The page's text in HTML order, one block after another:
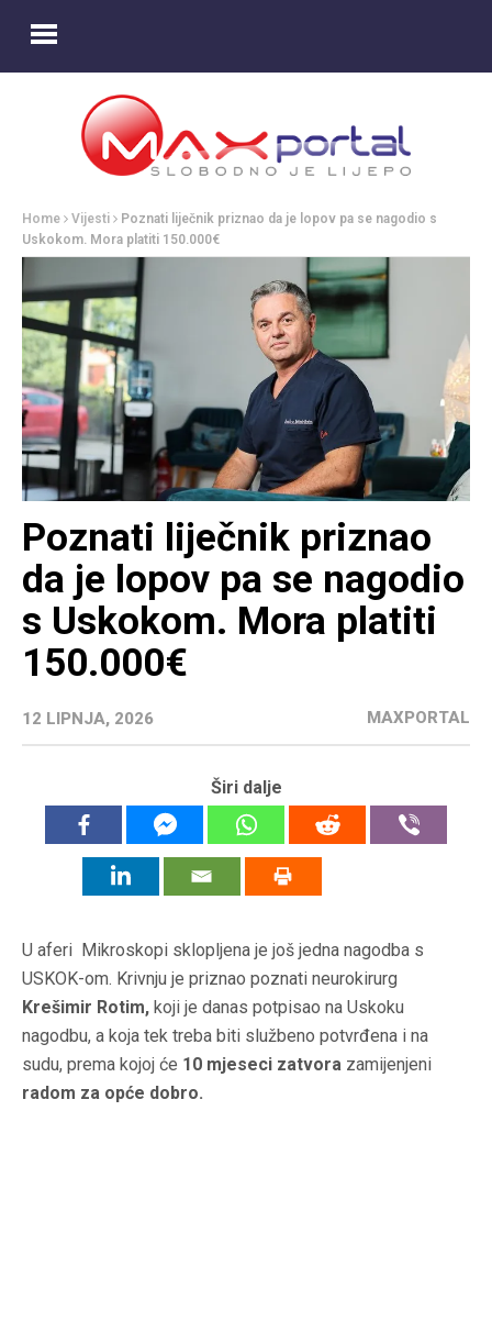
Home Vijesti
Poznati liječnik priznao da je lopov pa se nagodio s
Uskokom. Mora platiti 150.000€
Poznati liječnik priznao
da je lopov pa se nagodio
s Uskokom. Mora platiti
150.000€
12 LIPNJA, 2026 MAXPORTAL
Širi dalje
U aferi Mikroskopi sklopljena je još jedna nagodba s
USKOK-om. Krivnju je priznao poznati neurokirurg
Krešimir Rotim, koji je danas potpisao na Uskoku
nagodbu, a koja tek treba biti službeno potvrđena i na
sudu, prema kojoj će 10 mjeseci zatvora zamijenjeni
radom za opće dobro.